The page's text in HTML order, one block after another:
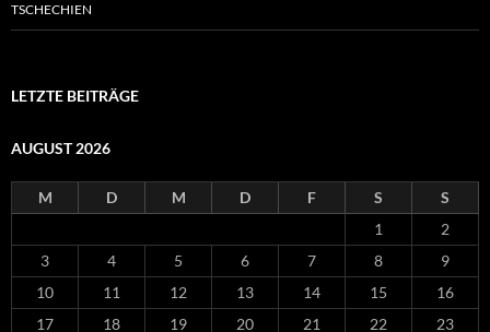
TSCHECHIEN
LETZTE BEITRÄGE
AUGUST 2026
M D M D F S
S
1
2
3
4 5 6 7 8
9
10
11 12 13 14 15
16
17
18 19 20 21 22 23